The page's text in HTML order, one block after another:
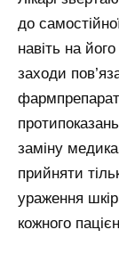
до
навіть на
заходи
заміну
прийняти
ураження
кожного